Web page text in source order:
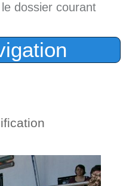
dossier courant